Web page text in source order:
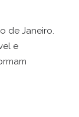
de Janeiro.
e